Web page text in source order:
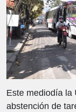
Este mediodía la
abstención de